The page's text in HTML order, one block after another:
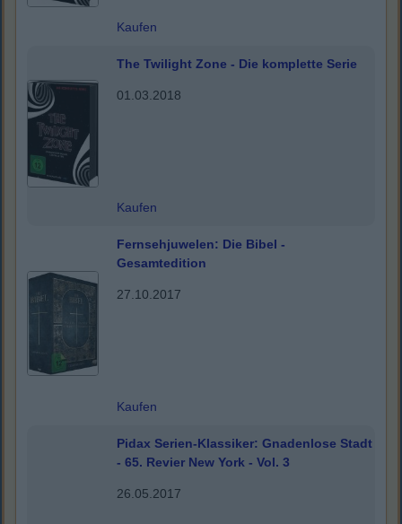
Kaufen
The Twilight Zone - Die komplette Serie
01.03.2018
Kaufen
Fernsehjuwelen: Die Bibel -
Gesamtedition
27.10.2017
Kaufen
Pidax Serien-Klassiker: Gnadenlose Stadt
- 65. Revier New York - Vol. 3
26.05.2017